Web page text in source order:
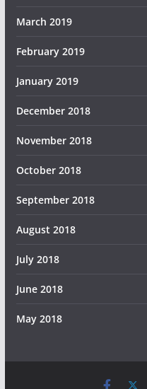
March 2019
February 2019
January 2019
December 2018
November 2018
October 2018
September 2018
August 2018
July 2018
June 2018
May 2018